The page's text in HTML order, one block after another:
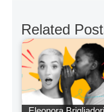
Related